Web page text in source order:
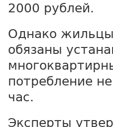
2000 рублей.
Однако
обязаны
потребление
час.
Эксперты